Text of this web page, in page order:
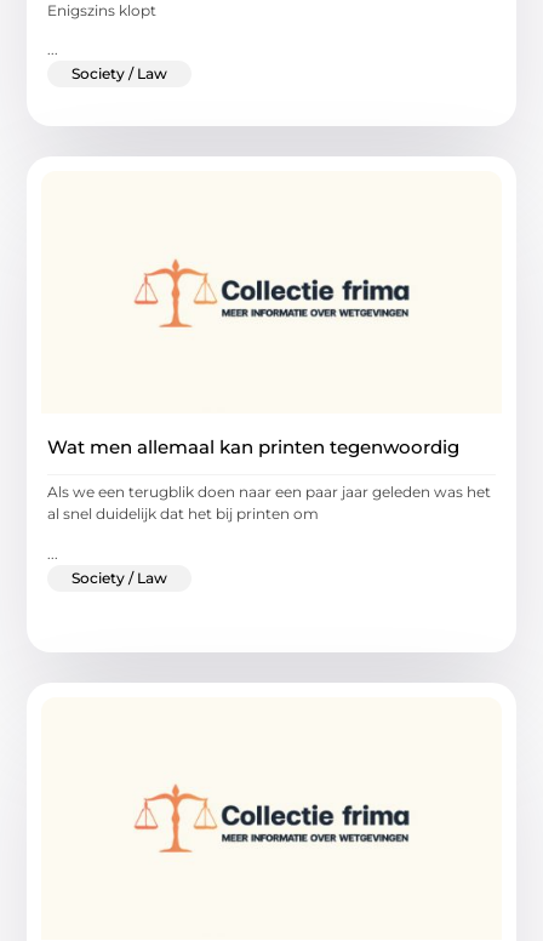
Enigszins klopt
...
Society / Law
Wat men allemaal kan printen tegenwoordig
Als we een terugblik doen naar een paar jaar geleden was het
al snel duidelijk dat het bij printen om
Society / Law